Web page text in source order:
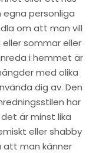
personliga
om att man vill
sommar eller
i hemmet är
med olika
dig av. Den
har
är minst lika
eller shabby
att man känner